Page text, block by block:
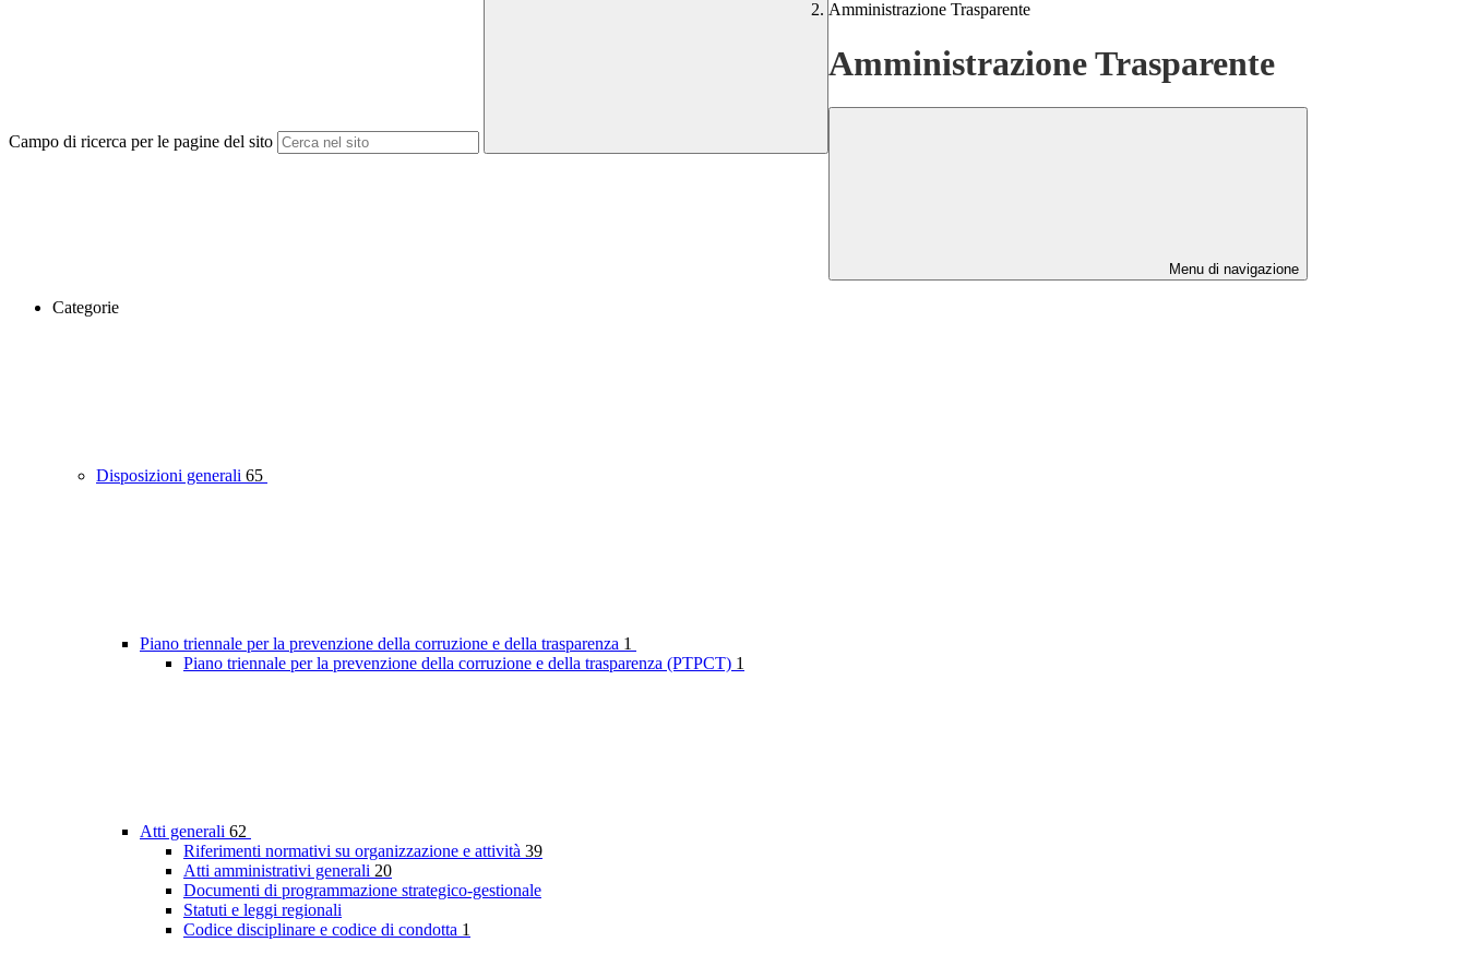
Campo di ricerca per le pagine del sito
Amministrazione Trasparente
Amministrazione Trasparente
Menu di navigazione
Categorie
Disposizioni generali 65
Piano triennale per la prevenzione della corruzione e della trasparenza 1
Piano triennale per la prevenzione della corruzione e della trasparenza (PTPCT) 1
Atti generali 62
Riferimenti normativi su organizzazione e attività 39
Atti amministrativi generali 20
Documenti di programmazione strategico-gestionale
Statuti e leggi regionali
Codice disciplinare e codice di condotta 1